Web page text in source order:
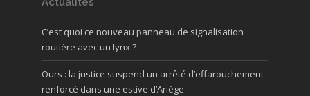
C’est quoi ce nouveau panneau de signalisation
routière avec un lynx ?
Ours : la justice suspend un arrêté d’effarouchement
renforcé dans une estive d’Ariège